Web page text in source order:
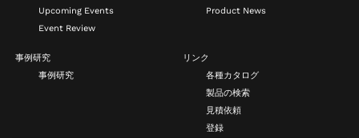
Upcoming Events
Event Review
Product News
事例研究
事例研究
リンク
各種カタログ
製品の検索
見積依頼
登録